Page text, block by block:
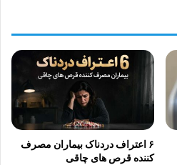
۶ اعتراف دردناک بیماران مصرف
کننده قرص های چاقی